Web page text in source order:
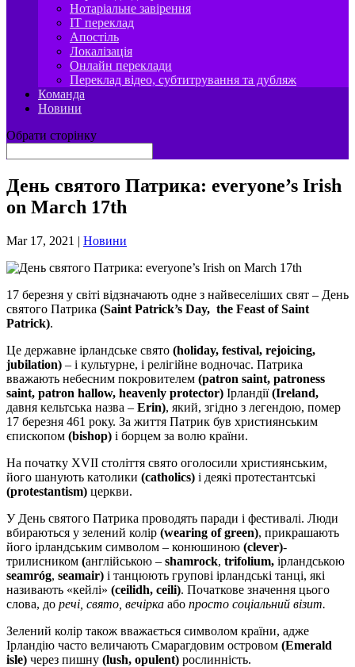
Нотаріальне завірення
IT переклад
Апостіль
Локалізація
Онлайн переклади
Переклад відео, субтитрування та дубляж
Команда
Новини
Обрати сторінку
День святого Патрика: everyone’s Irish
on March 17th
Mar 17, 2021 | Новини
17 березня у світі відзначають одне з найвеселіших свят – День
святого Патрика (Saint Patrick’s Day, the Feast of Saint
Patrick).
Це державне ірландське свято (holiday, festival, rejoicing,
jubilation) – і культурне, і релігійне водночас. Патрика
вважають небесним покровителем (patron saint, patroness
saint, patron hallow, heavenly protector) Ірландії(Ireland,
давня кельтська назва – Erin), який, згідно з легендою, помер
17 березня 461 року. За життя Патрик був християнським
єпископом (bishop) і борцем за волю країни.
На початку XVII століття свято оголосили християнським,
його шанують католики (catholics) і деякі протестантські
(protestantism) церкви.
У День святого Патрика проводять паради і фестивалі. Люди
вбираються у зелений колір (wearing of green), прикрашають
його ірландським символом – конюшиною (clever)-
трилисником (англійською – shamrock, trifolium, ірландською
seamróg, seamair) і танцюють групові ірландські танці, які
називають «кейлі» (ceilidh, ceili). Початкове значення цього
слова, до речі, свято, вечірка або просто соціальний візит.
Зелений колір також вважається символом країни, адже
Ірландію часто величають Смарагдовим островом (Emerald
isle) через пишну (lush, opulent) рослинність.